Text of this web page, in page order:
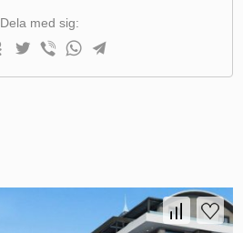
Dela med sig: